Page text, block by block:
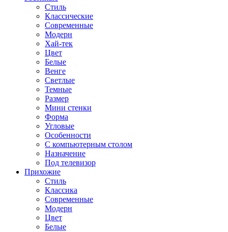
Стиль
Классические
Современные
Модерн
Хай-тек
Цвет
Белые
Венге
Светлые
Темные
Размер
Мини стенки
Форма
Угловые
Особенности
С компьютерным столом
Назначение
Под телевизор
Прихожие
Стиль
Классика
Современные
Модерн
Цвет
Белые